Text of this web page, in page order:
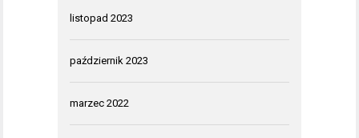
listopad 2023
październik 2023
marzec 2022